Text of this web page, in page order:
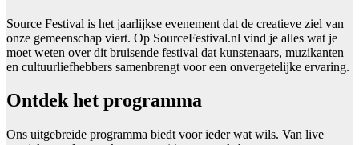
Source Festival is het jaarlijkse evenement dat de creatieve ziel van
onze gemeenschap viert. Op SourceFestival.nl vind je alles wat je
moet weten over dit bruisende festival dat kunstenaars, muzikanten
en cultuurliefhebbers samenbrengt voor een onvergetelijke ervaring.
Ontdek het programma
Ons uitgebreide programma biedt voor ieder wat wils. Van live